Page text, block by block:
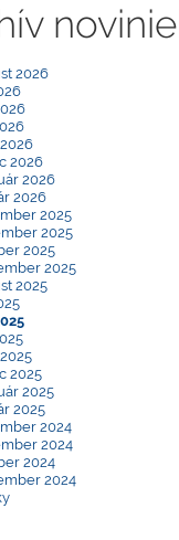
2026
2026
2026
2026
2025
2025
2025
2025
2025
2025
2025
2025
2024
2024
2024
2024